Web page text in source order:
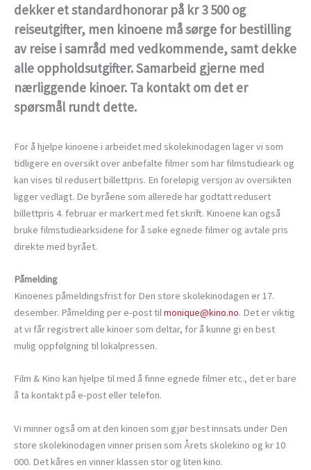
dekker et standardhonorar på kr 3 500 og
reiseutgifter, men kinoene må sørge for bestilling
av reise i samråd med vedkommende, samt dekke
alle oppholdsutgifter. Samarbeid gjerne med
nærliggende kinoer. Ta kontakt om det er
spørsmål rundt dette.
For å hjelpe kinoene i arbeidet med skolekinodagen lager vi som
tidligere en oversikt over anbefalte filmer som har filmstudieark og
kan vises til redusert billettpris. En foreløpig versjon av oversikten
ligger vedlagt. De byråene som allerede har godtatt redusert
billettpris 4. februar er markert med fet skrift. Kinoene kan også
bruke filmstudiearksidene for å søke egnede filmer og avtale pris
direkte med byrået.
Påmelding
Kinoenes påmeldingsfrist for Den store skolekinodagen er 17.
desember. Påmelding per e-post tilmonique@kino.no. Det er viktig
at vi får registrert alle kinoer som deltar, for å kunne gi en best
mulig oppfølgning til lokalpressen.
Film & Kino kan hjelpe til med å finne egnede filmer etc., det er bare
å ta kontakt på e-post eller telefon.
Vi minner også om at den kinoen som gjør best innsats under Den
store skolekinodagen vinner prisen som Årets skolekino og kr 10
000. Det kåres en vinner klassen stor og liten kino.